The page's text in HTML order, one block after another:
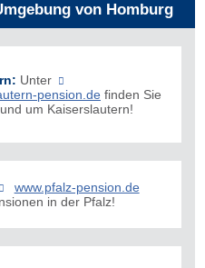
von Homburg
Unter
pension.de finden Sie
um Kaiserslautern!
www.pfalz-pension.de
in der Pfalz!